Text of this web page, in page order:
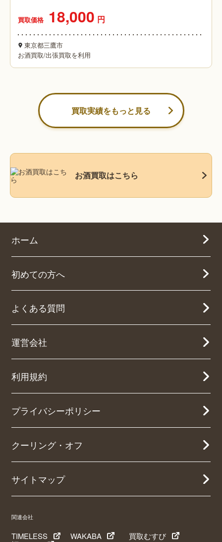
買取価格 18,000 円
東京都三鷹市
お酒買取/出張買取を利用
買取実績をもっと見る
お酒買取はこちら
ホーム
初めての方へ
よくある質問
運営会社
利用規約
プライバシーポリシー
クーリング・オフ
サイトマップ
関連会社
TIMELESS WAKABA
買取むすび